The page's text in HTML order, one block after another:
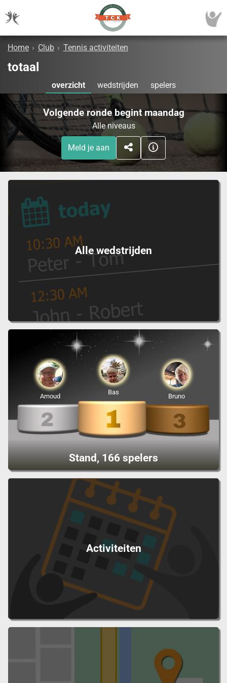
Home › Club › Tennis activiteiten
totaal
overzicht wedstrijden spelers
Volgende ronde begint maandag
Alle niveaus
Meld je aan
Alle wedstrijden
Stand, 166 spelers
Bas
Arnoud Bruno
Activiteiten